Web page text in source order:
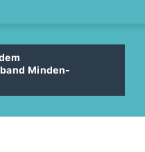
Minden-